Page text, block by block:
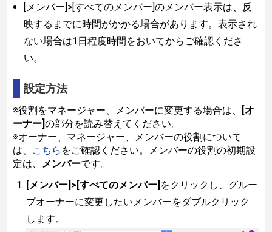
[メンバー]>[すべてのメンバー]のメンバー表示は、反
映するまでに時間がかかる場合があります。表示され
ない場合は1日程度時間をおいてからご確認くださ
い。
設定方法
※役割をマネージャー、メンバーに変更する場合は、
[オ
ーナー]の部分を読み替えてください。
※オーナー、マネージャー、メンバーの役割について
は、 こちら をご確認ください。メンバーの役割の初期設
定は、
メンバーです。
[メンバー]>[すべてのメンバー] をクリックし、グルー
プオーナーに変更したいメンバーをダブルクリック
します。